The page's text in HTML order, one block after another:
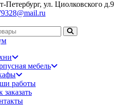
Петербург, ул. Циолковского д.9
мебель
работы
заказать